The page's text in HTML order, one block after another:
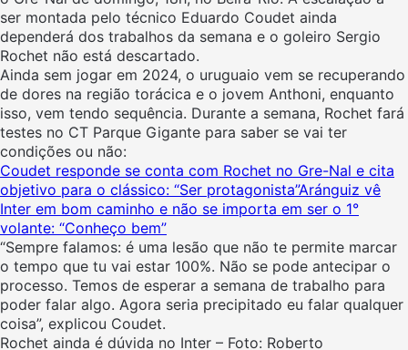
ser montada pelo técnico Eduardo Coudet ainda
dependerá dos trabalhos da semana e o goleiro Sergio
Rochet não está descartado.
Ainda sem jogar em 2024, o uruguaio vem se recuperando
de dores na região torácica e o jovem Anthoni, enquanto
isso, vem tendo sequência. Durante a semana, Rochet fará
testes no CT Parque Gigante para saber se vai ter
condições ou não:
Coudet responde se conta com Rochet no Gre-Nal e cita
objetivo para o clássico: “Ser protagonista”Aránguiz vê
Inter em bom caminho e não se importa em ser o 1°
volante: “Conheço bem”
“Sempre falamos: é uma lesão que não te permite marcar
o tempo que tu vai estar 100%. Não se pode antecipar o
processo. Temos de esperar a semana de trabalho para
poder falar algo. Agora seria precipitado eu falar qualquer
coisa”, explicou Coudet.
Rochet ainda é dúvida no Inter – Foto: Roberto